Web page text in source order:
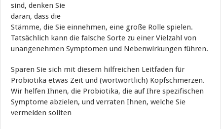
sind, denken Sie
daran, dass die
Stämme, die Sie einnehmen, eine große Rolle spielen.
Tatsächlich kann die falsche Sorte zu einer Vielzahl von
unangenehmen Symptomen und Nebenwirkungen führen.
Sparen Sie sich mit diesem hilfreichen Leitfaden für
Probiotika etwas Zeit und (wortwörtlich) Kopfschmerzen.
Wir helfen Ihnen, die Probiotika, die auf Ihre spezifischen
Symptome abzielen, und verraten Ihnen, welche Sie
vermeiden sollten